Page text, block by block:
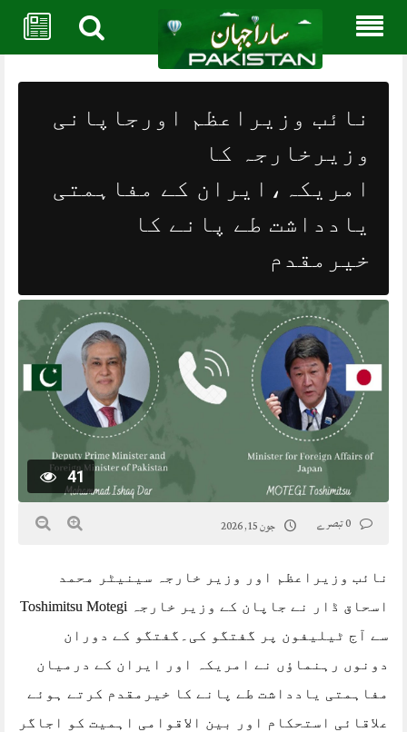
content
نائب وزیراعظم اورجاپانی
وزیرخارجہ کا
امریکہ،ایران کے مفاہمتی
یادداشت طے پانے کا
خیرمقدم
41
جون 15, 2026
نائب وزیراعظم اور وزیر خارجہ سینیٹر محمد
اسحاق ڈار نے جاپان کے وزیر خارجہ Toshimitsu Motegi
سے آج ٹیلیفون پر گفتگو کی۔گفتگو کے دوران
دونوں رہنماؤں نے امریکہ اور ایران کے درمیان
مفاہمتی یادداشت طے پانے کا خیرمقدم کرتے ہوئے
علاقائی استحکام اور بین الاقوامی اہمیت کو اجاگر